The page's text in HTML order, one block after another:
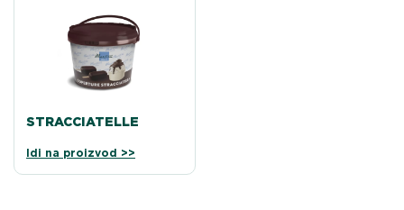
STRACCIATELLE
Idi na proizvod >>